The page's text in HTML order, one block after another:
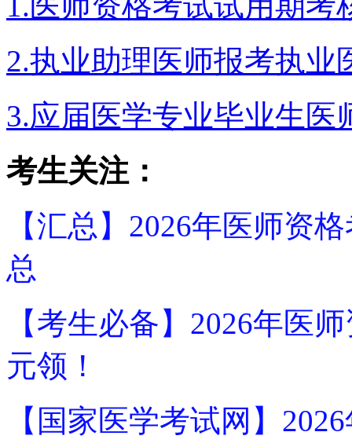
2.执业助理医师报考执业
3.应届医学专业毕业生医
考生关注：
【汇总】2026年医师资
总
【考生必备】2026年医
元领！
【国家医学考试网】